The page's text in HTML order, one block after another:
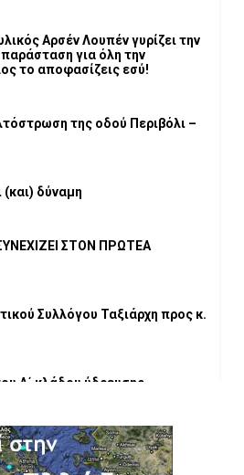
Αρσέν Λουπέν γυρίζει την
για όλη την
το τέλος το αποφασίζεις εσύ!
της οδού Περιβόλι –
(και) δύναμη
ΣΤΟΝ ΠΡΩΤΕΑ
Συλλόγου Ταξιάρχη προς κ.
του Α΄ κλάδου ύδρευσης
μια μοναδική συναυλία